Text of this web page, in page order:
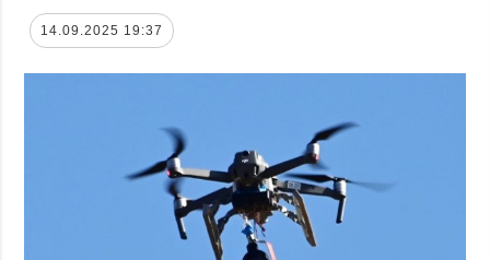
14.09.2025 19:37